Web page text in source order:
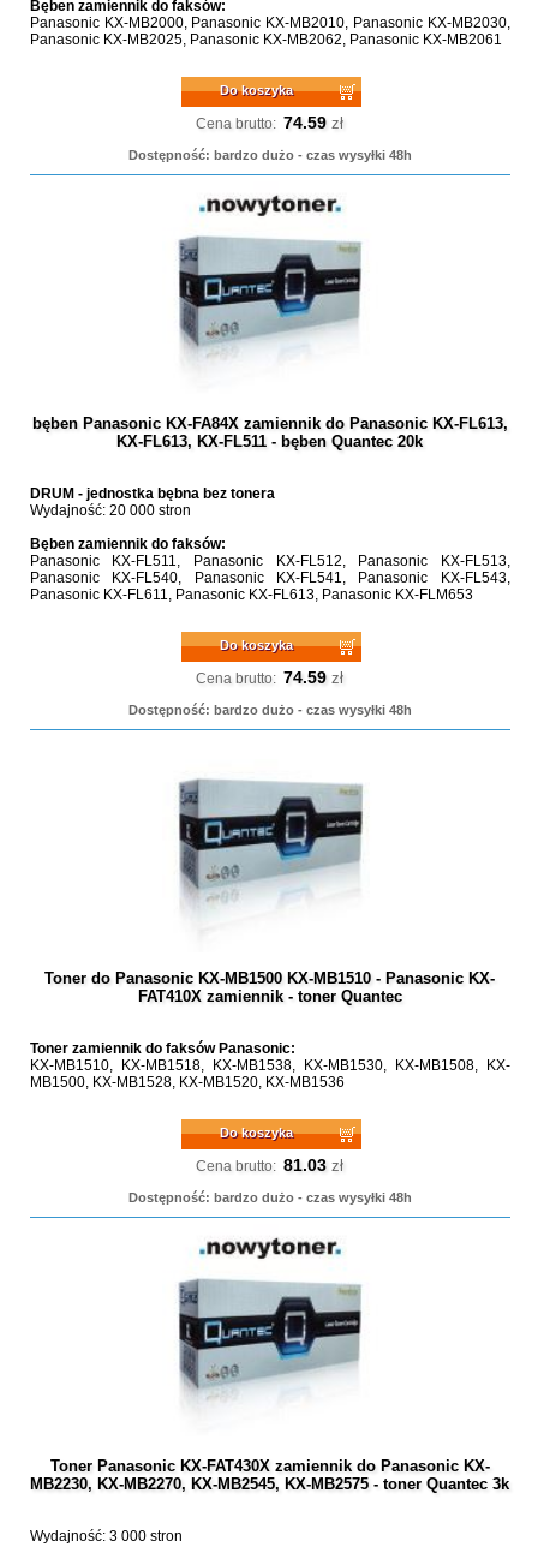
Bęben zamiennik do faksów:
Panasonic KX-MB2000, Panasonic KX-MB2010, Panasonic KX-MB2030,
Panasonic KX-MB2025, Panasonic KX-MB2062, Panasonic KX-MB2061
Do koszyka
Cena brutto: 74.59 zł
Dostępność: bardzo dużo - czas wysyłki 48h
bęben Panasonic KX-FA84X zamiennik do Panasonic KX-FL613,
KX-FL613, KX-FL511 - bęben Quantec 20k
DRUM - jednostka bębna bez tonera
Wydajność: 20 000 stron
Bęben zamiennik do faksów:
Panasonic KX-FL511, Panasonic KX-FL512, Panasonic KX-FL513,
Panasonic KX-FL540, Panasonic KX-FL541, Panasonic KX-FL543,
Panasonic KX-FL611, Panasonic KX-FL613, Panasonic KX-FLM653
Do koszyka
Cena brutto: 74.59 zł
Dostępność: bardzo dużo - czas wysyłki 48h
Toner do Panasonic KX-MB1500 KX-MB1510 - Panasonic KX-
FAT410X zamiennik - toner Quantec
Toner zamiennik do faksów Panasonic:
KX-MB1510, KX-MB1518, KX-MB1538, KX-MB1530, KX-MB1508, KX-
MB1500, KX-MB1528, KX-MB1520, KX-MB1536
Do koszyka
Cena brutto: 81.03 zł
Dostępność: bardzo dużo - czas wysyłki 48h
Toner Panasonic KX-FAT430X zamiennik do Panasonic KX-
MB2230, KX-MB2270, KX-MB2545, KX-MB2575 - toner Quantec 3k
Wydajność: 3 000 stron